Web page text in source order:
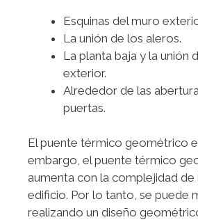
Esquinas del muro
La unión de los aleros.
La planta baja y la unión
exterior.
Alrededor de las
puertas.
El puente térmico geométrico
embargo, el puente térmico
aumenta con la complejidad
edificio. Por lo tanto, se puede
realizando un diseño